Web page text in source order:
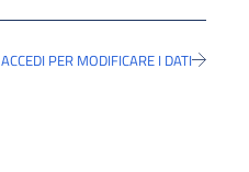
ACCEDI PER MODIFICARE I DATI